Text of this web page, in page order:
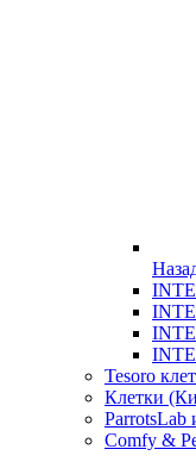
Tesoro
Клетки
ParrotsLab
Comfy &